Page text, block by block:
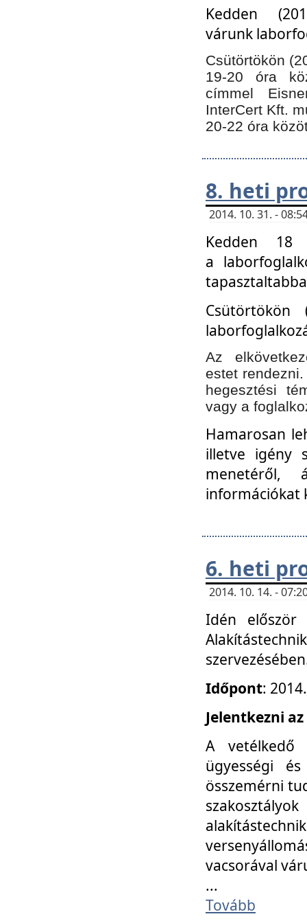
Kedden
várunk
Csütörtökön
19-20 óra
címmel
InterCert Kft.
20-22 óra
8. heti
2014. 10. 31. -
Kedden 18
a
Az
estet
hegesztési
vagy a
Hamarosan
illetve igény
menetéről,
információkat
6. heti
2014. 10. 14. -
Idén
Időpont:
Jelentkezni az
A vetélkedő
ügyességi
összemérni
vacsorával
...
Tovább